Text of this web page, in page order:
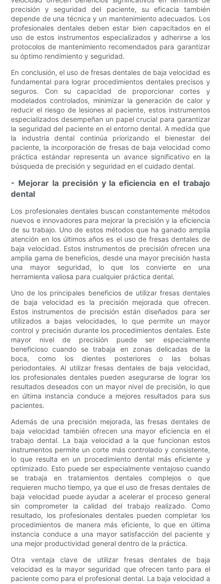
precisión y seguridad del paciente, su eficacia también
depende de una técnica y un mantenimiento adecuados. Los
profesionales dentales deben estar bien capacitados en el
uso de estos instrumentos especializados y adherirse a los
protocolos de mantenimiento recomendados para garantizar
su óptimo rendimiento y seguridad.
En conclusión, el uso de fresas dentales de baja velocidad es
fundamental para lograr procedimientos dentales precisos y
seguros. Con su capacidad de proporcionar cortes y
modelados controlados, minimizar la generación de calor y
reducir el riesgo de lesiones al paciente, estos instrumentos
especializados desempeñan un papel crucial para garantizar
la seguridad del paciente en el entorno dental. A medida que
la industria dental continúa priorizando el bienestar del
paciente, la incorporación de fresas de baja velocidad como
práctica estándar representa un avance significativo en la
búsqueda de precisión y seguridad en el cuidado dental.
- Mejorar la precisión y la eficiencia en el trabajo
dental
Los profesionales dentales buscan constantemente métodos
nuevos e innovadores para mejorar la precisión y la eficiencia
de su trabajo. Uno de estos métodos que ha ganado amplia
atención en los últimos años es el uso de fresas dentales de
baja velocidad. Estos instrumentos de precisión ofrecen una
amplia gama de beneficios, desde una mayor precisión hasta
una mayor seguridad, lo que los convierte en una
herramienta valiosa para cualquier práctica dental.
Uno de los principales beneficios de utilizar fresas dentales
de baja velocidad es la precisión mejorada que ofrecen.
Estos instrumentos de precisión están diseñados para ser
utilizados a bajas velocidades, lo que permite un mayor
control y precisión durante los procedimientos dentales. Este
mayor nivel de precisión puede ser especialmente
beneficioso cuando se trabaja en zonas delicadas de la
boca, como los dientes posteriores o las bolsas
periodontales. Al utilizar fresas dentales de baja velocidad,
los profesionales dentales pueden asegurarse de lograr los
resultados deseados con un mayor nivel de precisión, lo que
en última instancia conduce a mejores resultados para sus
pacientes.
Además de una precisión mejorada, las fresas dentales de
baja velocidad también ofrecen una mayor eficiencia en el
trabajo dental. La baja velocidad a la que funcionan estos
instrumentos permite un corte más controlado y consistente,
lo que resulta en un procedimiento dental más eficiente y
optimizado. Esto puede ser especialmente ventajoso cuando
se trabaja en tratamientos dentales complejos o que
requieren mucho tiempo, ya que el uso de fresas dentales de
baja velocidad puede ayudar a acelerar el proceso general
sin comprometer la calidad del trabajo realizado. Como
resultado, los profesionales dentales pueden completar los
procedimientos de manera más eficiente, lo que en última
instancia conduce a una mayor satisfacción del paciente y
una mejor productividad general dentro de la práctica.
Otra ventaja clave de utilizar fresas dentales de baja
velocidad es la mayor seguridad que ofrecen tanto para el
paciente como para el profesional dental. La baja velocidad a